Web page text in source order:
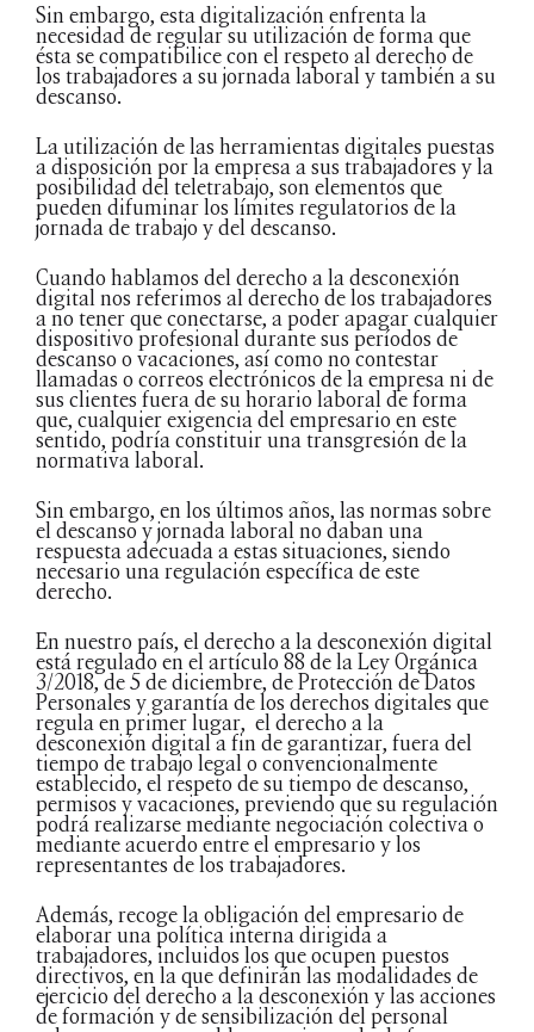
Sin embargo, esta digitalización enfrenta la
necesidad de regular su utilización de forma que
ésta se compatibilice con el respeto al derecho de
los trabajadores a su jornada laboral y también a su
descanso.
La utilización de las herramientas digitales puestas
a disposición por la empresa a sus trabajadores y la
posibilidad del teletrabajo, son elementos que
pueden difuminar los límites regulatorios de la
jornada de trabajo y del descanso.
Cuando hablamos del derecho a la desconexión
digital nos referimos al derecho de los trabajadores
a no tener que conectarse, a poder apagar cualquier
dispositivo profesional durante sus períodos de
descanso o vacaciones, así como no contestar
llamadas o correos electrónicos de la empresa ni de
sus clientes fuera de su horario laboral de forma
que, cualquier exigencia del empresario en este
sentido, podría constituir una transgresión de la
normativa laboral.
Sin embargo, en los últimos años, las normas sobre
el descanso y jornada laboral no daban una
respuesta adecuada a estas situaciones, siendo
necesario una regulación específica de este
derecho.
En nuestro país, el derecho a la desconexión digital
está regulado en el artículo 88 de la Ley Orgánica
3/2018, de 5 de diciembre, de Protección de Datos
Personales y garantía de los derechos digitales que
regula en primer lugar, el derecho a la
desconexión digital a fin de garantizar, fuera del
tiempo de trabajo legal o convencionalmente
establecido, el respeto de su tiempo de descanso,
permisos y vacaciones, previendo que su regulación
podrá realizarse mediante negociación colectiva o
mediante acuerdo entre el empresario y los
representantes de los trabajadores.
Además, recoge la obligación del empresario de
elaborar una política interna dirigida a
trabajadores, incluidos los que ocupen puestos
directivos, en la que definirán las modalidades de
ejercicio del derecho a la desconexión y las acciones
de formación y de sensibilización del personal